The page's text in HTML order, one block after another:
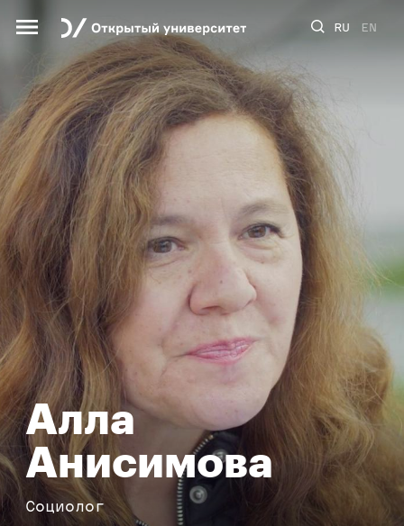
RU EN
Алла
Анисимова
Социолог